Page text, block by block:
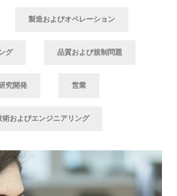
製造およびオペレーション
グ 品質および規制問題
究開発 営業
術およびエンジニアリング